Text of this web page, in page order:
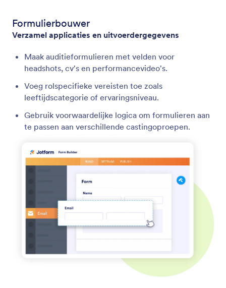
Formulierbouwer
Verzamel applicaties en uitvoerdergegevens
Maak auditieformulieren met velden voor
headshots, cv's en performancevideo's.
Voeg rolspecifieke vereisten toe zoals
leeftijdscategorie of ervaringsniveau.
Gebruik voorwaardelijke logica om formulieren aan
te passen aan verschillende castingoproepen.